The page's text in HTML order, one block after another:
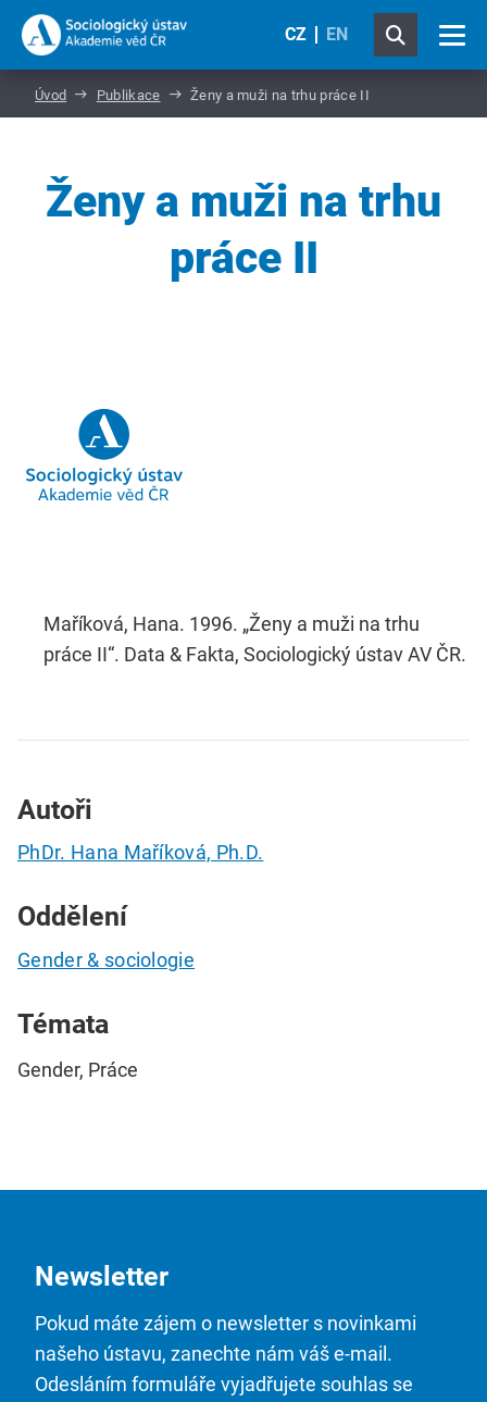
CZ EN
Úvod Publikace Ženy a muži na trhu práce II
Ženy a muži na trhu
práce II
Maříková, Hana. 1996. „Ženy a muži na trhu
práce II“. Data & Fakta, Sociologický ústav AV ČR.
Autoři
PhDr. Hana Maříková, Ph.D.
Oddělení
Gender & sociologie
Témata
Gender, Práce
Newsletter
Pokud máte zájem o newsletter s novinkami
našeho ústavu, zanechte nám váš e-mail.
Odesláním formuláře vyjadřujete souhlas se